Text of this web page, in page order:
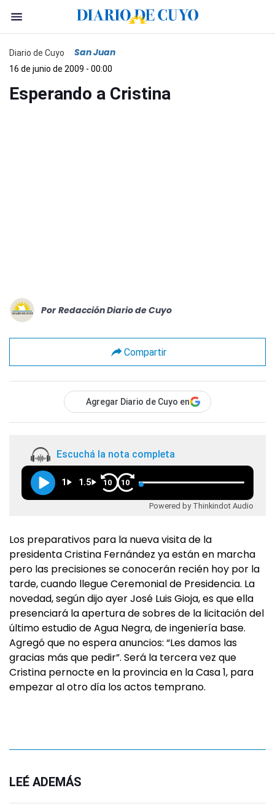
Diario de Cuyo San Juan
16 de junio de 2009 - 00:00
Esperando a Cristina
Por Redacción Diario de Cuyo
Compartir
Agregar Diario de Cuyo en
Escuchá la nota completa
1 1.5 10 10
Powered by Thinkindot Audio
Los preparativos para la nueva visita de la
presidenta Cristina Fernández ya están en marcha
pero las precisiones se conocerán recién hoy por la
tarde, cuando llegue Ceremonial de Presidencia. La
novedad, según dijo ayer José Luis Gioja, es que ella
presenciará la apertura de sobres de la licitación del
último estudio de Agua Negra, de ingeniería base.
Agregó que no espera anuncios: “Les damos las
gracias más que pedir”. Será la tercera vez que
Cristina pernocte en la provincia en la Casa 1, para
empezar al otro día los actos temprano.
LEÉ ADEMÁS